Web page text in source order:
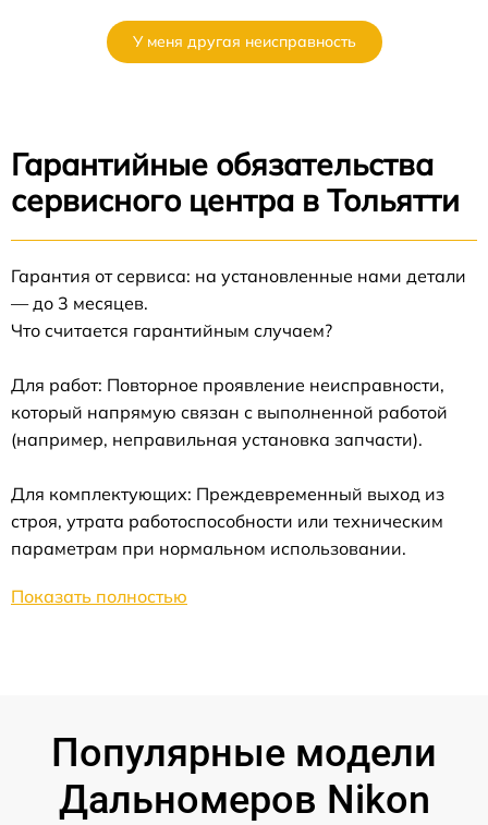
У меня другая неисправность
Гарантийные обязательства
сервисного центра в Тольятти
Гарантия от сервиса: на установленные нами детали
— до 3 месяцев.
Что считается гарантийным случаем?
Для работ: Повторное проявление неисправности,
который напрямую связан с выполненной работой
(например, неправильная установка запчасти).
Для комплектующих: Преждевременный выход из
строя, утрата работоспособности или техническим
параметрам при нормальном использовании.
Показать полностью
Популярные модели
Дальномеров Nikon